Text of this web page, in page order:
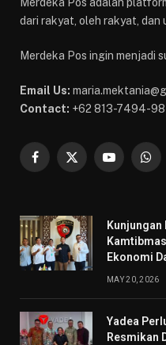
Merdeka Pos adalah
dari rakyat, oleh rakyat, dan
Merdeka Pos ingin menjadi
Email Us:
Contact: +62 813-7494-
Facebook
X
YouTube
Kunjungan
Ekonomi
MAY 20, 2026
Yadea
Resmikan